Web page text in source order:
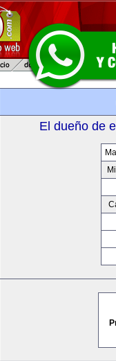
El dueño de